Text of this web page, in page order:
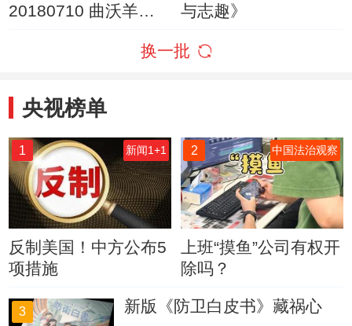
20180710 曲沃羊舌
与志趣》
换一批
央视榜单
1 新闻1+1
反制美国！中方公布5
项措施
2 中国法治观察
上班“摸鱼”公司有权开
除吗？
3 新版《防卫白皮书》藏祸心